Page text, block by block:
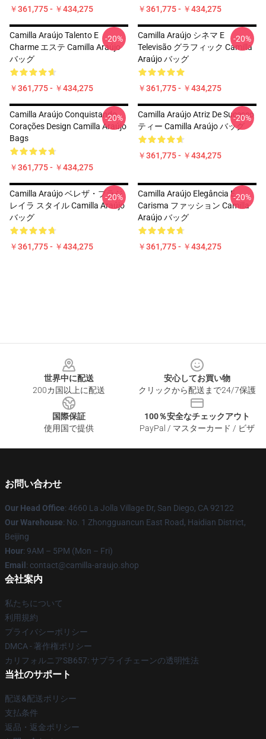
￥361,775 - ￥434,275 ￥361,775 - ￥434,275
Camilla Araújo Talento E
Charme エステ Camilla Araújo
バッグ
￥361,775 - ￥434,275
-20%
Camilla Araújo シネマ E
Televisão グラフィック Camilla
Araújo バッグ
￥361,775 - ￥434,275
-20%
Camilla Araújo Conquistando
Corações Design Camilla Araújo
Bags
￥361,775 - ￥434,275
-20%
Camilla Araújo Atriz De Sucesso
ティー Camilla Araújo バッグ
￥361,775 - ￥434,275
-20%
Camilla Araújo ベレザ・ブラジ
レイラ スタイル Camilla Araújo
バッグ
￥361,775 - ￥434,275
-20%
Camilla Araújo Elegância E
Carisma ファッション Camilla
Araújo バッグ
￥361,775 - ￥434,275
-20%
世界中に配送
200カ国以上に配送
安心してお買い物
クリックから配送まで24/7保護
国際保証
使用国で提供
100％安全なチェックアウト
PayPal / マスターカード / ビザ
お問い合わせ
Our Head Office: 4660 La Jolla Village Dr, San Diego, CA 92122
Our Warehouse: No. 1 Zhongguancun East Road, Haidian District,
Beijing
Hour: 9AM – 5PM (Mon – Fri)
Email : contact@camilla-araujo.shop
会社案内
私たちについて
利用規約
プライバシーポリシー
DMCA - 著作権ポリシー
カリフォルニアSB657: サプライチェーンの透明性法
当社のサポート
配送&配送ポリシー
支払条件
返品・返金ポリシー